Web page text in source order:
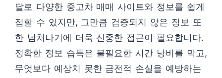
달로 다양한 중고차 매매 사이트와 정보를 쉽게
접할 수 있지만, 그만큼 검증되지 않은 정보 또
한 넘쳐나기에 더욱 신중한 접근이 필요합니다.
정확한 정보 습득은 불필요한 시간 낭비를 막고,
무엇보다 예상치 못한 금전적 손실을 예방하는